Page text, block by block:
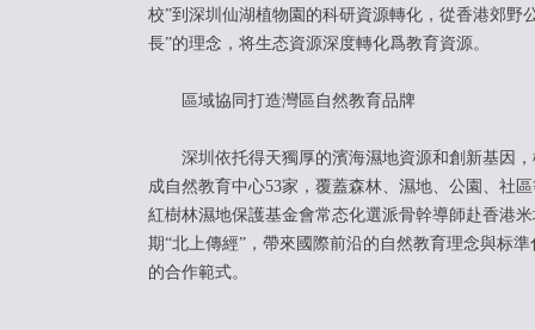
校”到深圳仙湖植物園的科研資源轉化，從香港郊野
長”的理念，将生态資源深度轉化爲教育資源。
區域協同打造灣區自然教育品牌
深圳依托得天獨厚的濱海濕地資源和創新基因，
成自然教育中心53家，覆蓋森林、濕地、公園、社
紅樹林濕地保護基金會常态化選派骨幹導師赴香港
期“北上傳經”，帶來國際前沿的自然教育理念與标
的合作範式。